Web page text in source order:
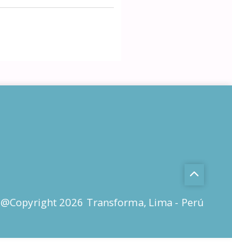
@Copyright 2026 Transforma, Lima - Perú